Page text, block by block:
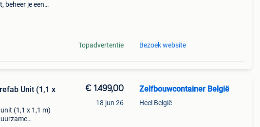
beheer je een
Topadvertentie Bezoek website
Unit (1,1 x
(1,1 x 1,1 m)
€ 1.499,00
18 jun 26
Zelfbouwcontainer België
Heel België